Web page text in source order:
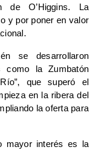
de O’Higgins. La
y por poner en valor
se desarrollaron
como la Zumbatón
que superó el
en la ribera del
la oferta para
mayor interés es la